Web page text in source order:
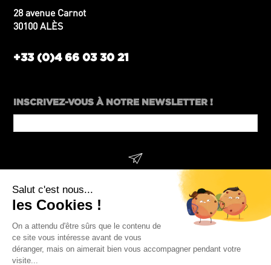
28 avenue Carnot
30100 ALÈS
+33 (0)4 66 03 30 21
INSCRIVEZ-VOUS À NOTRE NEWSLETTER !
Name *